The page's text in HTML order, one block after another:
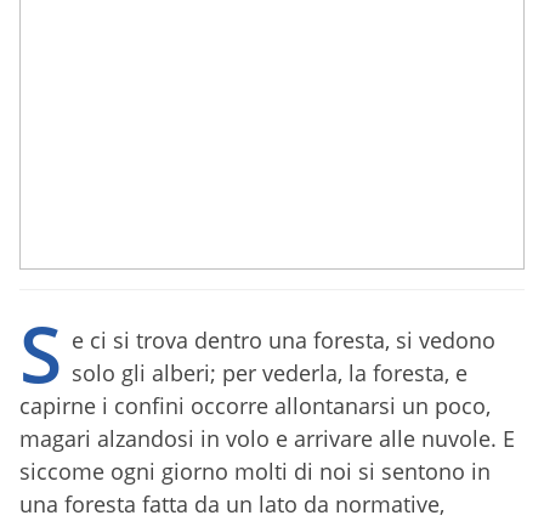
S e ci si trova dentro una foresta, si vedono
solo gli alberi; per vederla, la foresta, e
capirne i confini occorre allontanarsi un poco,
magari alzandosi in volo e arrivare alle nuvole. E
siccome ogni giorno molti di noi si sentono in
una foresta fatta da un lato da normative,